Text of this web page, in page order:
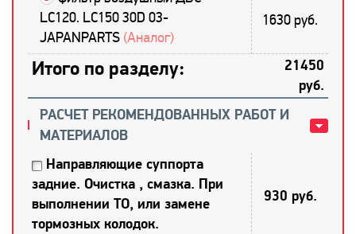
LC120. LC150 30D 03-
JAPANPARTS (Аналог)
1630 руб.
Итого по разделу:
21450
руб.
РАСЧЕТ РЕКОМЕНДОВАННЫХ РАБОТ И
МАТЕРИАЛОВ
Направляющие суппорта
задние. Очистка , смазка. При
выполнении ТО, или замене
тормозных колодок.
930 руб.